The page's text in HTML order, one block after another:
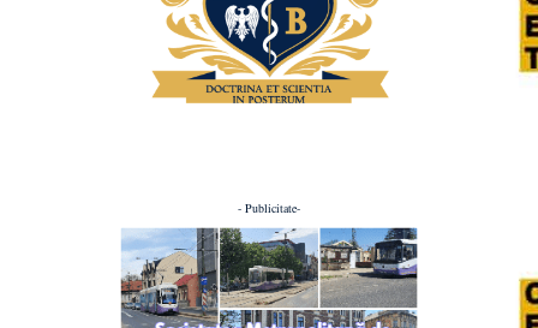
- Publicitate-